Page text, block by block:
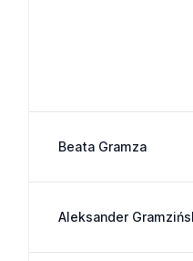
Beata Gramza
Aleksander